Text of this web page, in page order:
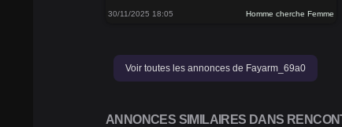
30/11/2025 18:05 Homme cherche Femme
Voir toutes les annonces de Fayarm_69a0
ANNONCES SIMILAIRES DANS